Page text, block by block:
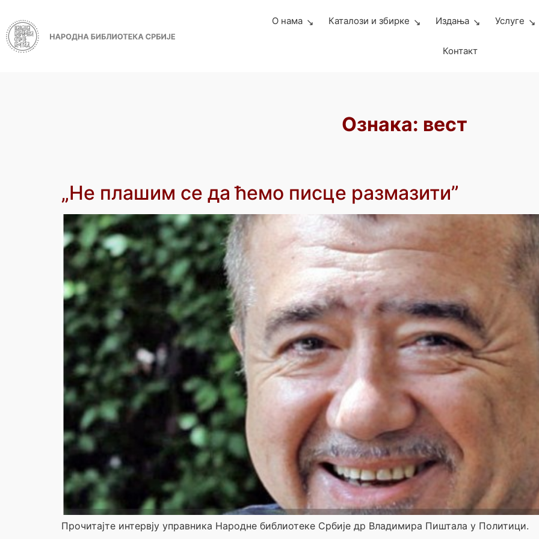
О нама Каталози и збирке Издања Услуге
Контакт
Ознака: вест
„Не плашим се да ћемо писце размазити”
Прочитајте интервју управника Народне библиотеке Србије др Владимира Пиштала у Политици.